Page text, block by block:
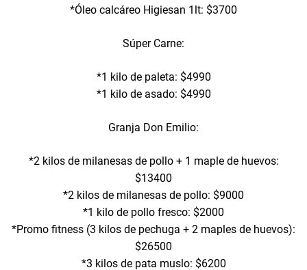
*Óleo calcáreo Higiesan 1lt: $3700
Súper Carne:
*1 kilo de paleta: $4990
*1 kilo de asado: $4990
Granja Don Emilio:
*2 kilos de milanesas de pollo + 1 maple de huevos:
$13400
*2 kilos de milanesas de pollo: $9000
*1 kilo de pollo fresco: $2000
*Promo fitness (3 kilos de pechuga + 2 maples de huevos):
$26500
*3 kilos de pata muslo: $6200